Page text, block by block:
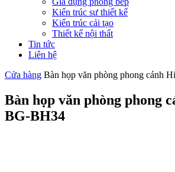
Kiến trúc sư thiết kế
Kiến trúc cải tạo
Thiết kế nội thất
Tin tức
Liên hệ
Cửa hàng Bàn họp văn phòng phong cánh
Bàn họp văn phòng phong
BG-BH34